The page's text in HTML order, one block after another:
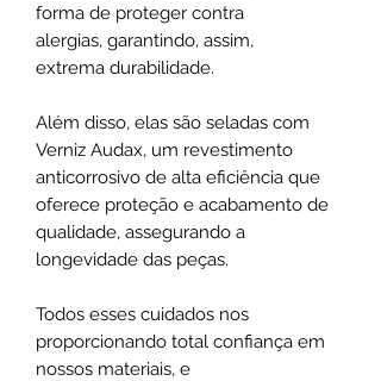
forma de proteger contra
alergias, garantindo, assim,
extrema durabilidade.
Além disso, elas são seladas com
Verniz Audax, um revestimento
anticorrosivo de alta eficiência que
oferece proteção e acabamento de
qualidade, assegurando a
longevidade das peças.
Todos esses cuidados nos
proporcionando total confiança em
nossos materiais, e